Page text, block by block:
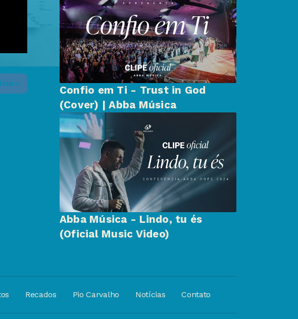
Confio em Ti - Trust in God
(Cover) | Abba Música
Abba Música - Lindo, tu és
(Oficial Music Video)
Recados Pio Carvalho Notícias Contato